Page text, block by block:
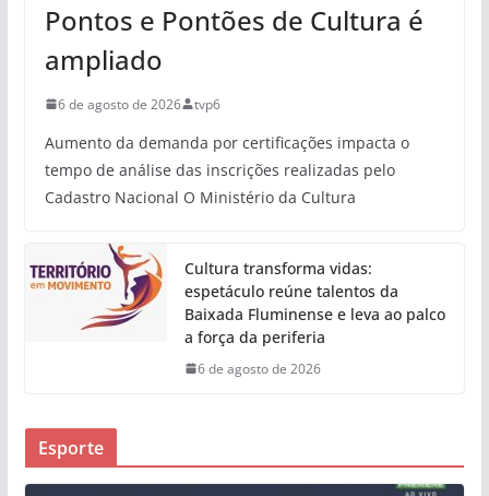
Pontos e Pontões de Cultura é
ampliado
6 de agosto de 2026 tvp6
Aumento da demanda por certificações impacta o
tempo de análise das inscrições realizadas pelo
Cadastro Nacional O Ministério da Cultura
Cultura transforma vidas:
espetáculo reúne talentos da
Baixada Fluminense e leva ao palco
a força da periferia
6 de agosto de 2026
Esporte